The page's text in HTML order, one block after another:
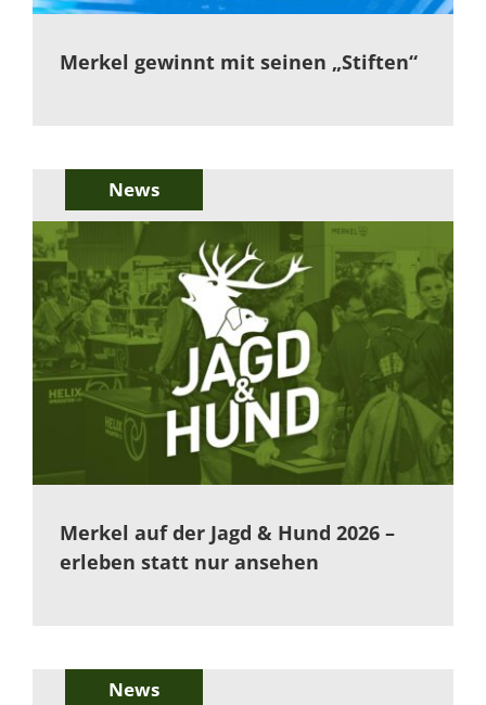
Merkel gewinnt mit seinen „Stiften“
News
Merkel auf der Jagd & Hund 2026 –
erleben statt nur ansehen
News